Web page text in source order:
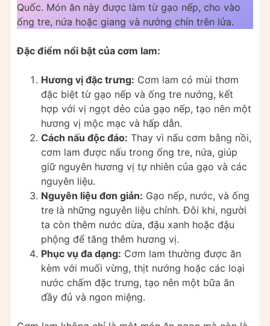
Quốc. Món ăn này được làm từ gạo nếp, cho vào
ống tre, nứa hoặc giang và nướng chín trên lửa.
Đặc điểm nổi bật của cơm lam:
Hương vị đặc trưng: Cơm lam có mùi thơm
đặc biệt từ gạo nếp và ống tre nướng, kết
hợp với vị ngọt dẻo của gạo nếp, tạo nên một
hương vị mộc mạc và hấp dẫn.
Cách nấu độc đáo: Thay vì nấu cơm bằng nồi,
cơm lam được nấu trong ống tre, nứa, giúp
giữ nguyên hương vị tự nhiên của gạo và các
nguyên liệu.
Nguyên liệu đơn giản: Gạo nếp, nước, và ống
tre là những nguyên liệu chính. Đôi khi, người
ta còn thêm nước dừa, đậu xanh hoặc đậu
phộng để tăng thêm hương vị.
Phục vụ đa dạng: Cơm lam thường được ăn
kèm với muối vừng, thịt nướng hoặc các loại
nước chấm đặc trưng, tạo nên một bữa ăn
đầy đủ và ngon miệng.